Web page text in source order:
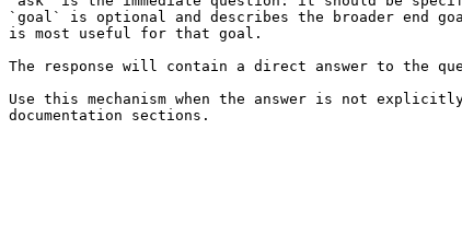
`goal` is optional and describes the broader end
is most useful for that goal.
The response will contain a direct answer to the
Use this mechanism when the answer is not